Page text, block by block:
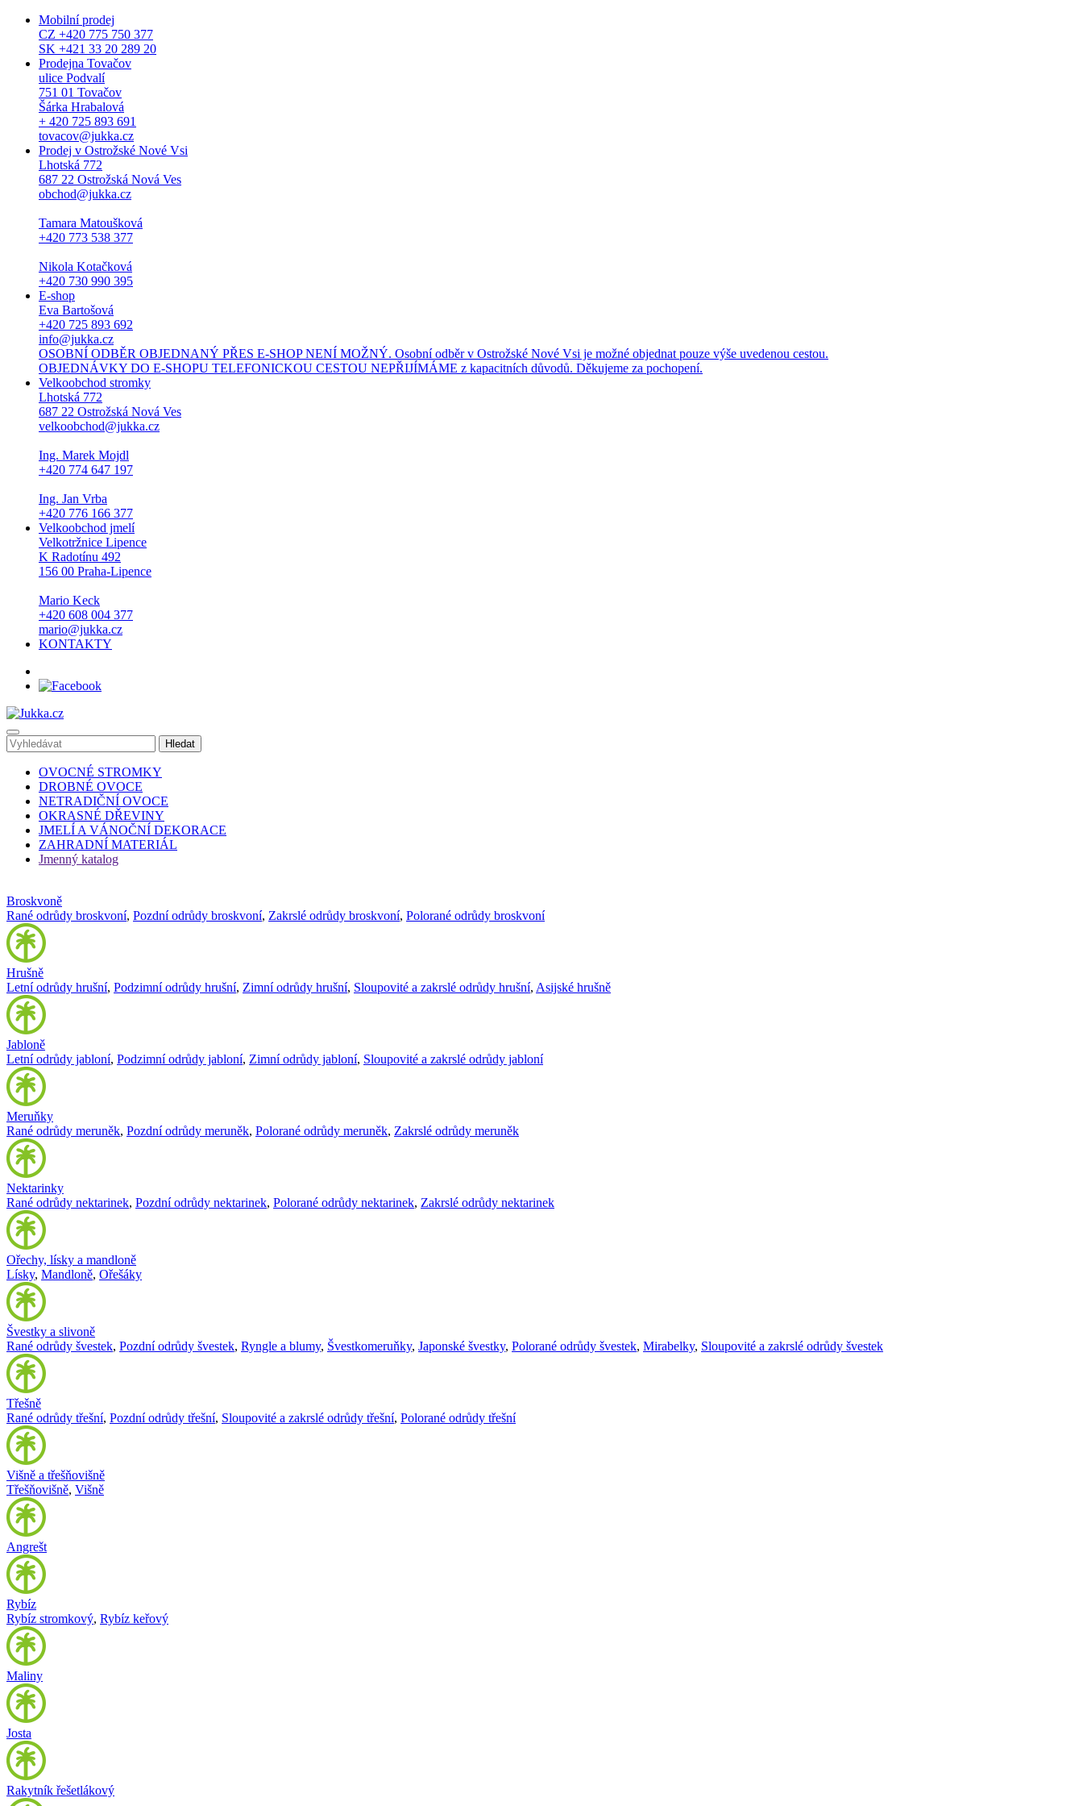
Mobilní prodej
CZ +420 775 750 377
SK +421 33 20 289 20
Prodejna Tovačov
ulice Podvalí
751 01 Tovačov
Šárka Hrabalová
+ 420 725 893 691
tovacov@jukka.cz
Prodej v Ostrožské Nové Vsi
Lhotská 772
687 22 Ostrožská Nová Ves
obchod@jukka.cz
Tamara Matoušková
+420 773 538 377
Nikola Kotačková
+420 730 990 395
E-shop
Eva Bartošová
+420 725 893 692
info@jukka.cz
OSOBNÍ ODBĚR OBJEDNANÝ PŘES E-SHOP NENÍ MOŽNÝ. Osobní odběr v Ostrožské Nové Vsi je možné objednat pouze výše uvedenou cestou.
OBJEDNÁVKY DO E-SHOPU TELEFONICKOU CESTOU NEPŘIJÍMÁME z kapacitních důvodů. Děkujeme za pochopení.
Velkoobchod stromky
Lhotská 772
687 22 Ostrožská Nová Ves
velkoobchod@jukka.cz
Ing. Marek Mojdl
+420 774 647 197
Ing. Jan Vrba
+420 776 166 377
Velkoobchod jmelí
Velkotržnice Lipence
K Radotínu 492
156 00 Praha-Lipence
Mario Keck
+420 608 004 377
mario@jukka.cz
KONTAKTY
OVOCNÉ STROMKY
DROBNÉ OVOCE
NETRADIČNÍ OVOCE
OKRASNÉ DŘEVINY
JMELÍ A VÁNOČNÍ DEKORACE
ZAHRADNÍ MATERIÁL
Jmenný katalog
Broskvoně
Rané odrůdy broskvoní, Pozdní odrůdy broskvoní, Zakrslé odrůdy broskvoní, Polorané odrůdy broskvoní
Hrušně
Letní odrůdy hrušní, Podzimní odrůdy hrušní, Zimní odrůdy hrušní, Sloupovité a zakrslé odrůdy hrušní, Asijské hrušně
Jabloně
Letní odrůdy jabloní, Podzimní odrůdy jabloní, Zimní odrůdy jabloní, Sloupovité a zakrslé odrůdy jabloní
Meruňky
Rané odrůdy meruněk, Pozdní odrůdy meruněk, Polorané odrůdy meruněk, Zakrslé odrůdy meruněk
Nektarinky
Rané odrůdy nektarinek, Pozdní odrůdy nektarinek, Polorané odrůdy nektarinek, Zakrslé odrůdy nektarinek
Ořechy, lísky a mandloně
Lísky, Mandloně, Ořešáky
Švestky a slivoně
Rané odrůdy švestek, Pozdní odrůdy švestek, Ryngle a blumy, Švestkomeruňky, Japonské švestky, Polorané odrůdy švestek, Mirabelky, Sloupovité a zakrslé odrůdy švestek
Třešně
Rané odrůdy třešní, Pozdní odrůdy třešní, Sloupovité a zakrslé odrůdy třešní, Polorané odrůdy třešní
Višně a třešňovišně
Třešňovišně, Višně
Angrešt
Rybíz
Rybíz stromkový, Rybíz keřový
Maliny
Josta
Rakytník řešetlákový